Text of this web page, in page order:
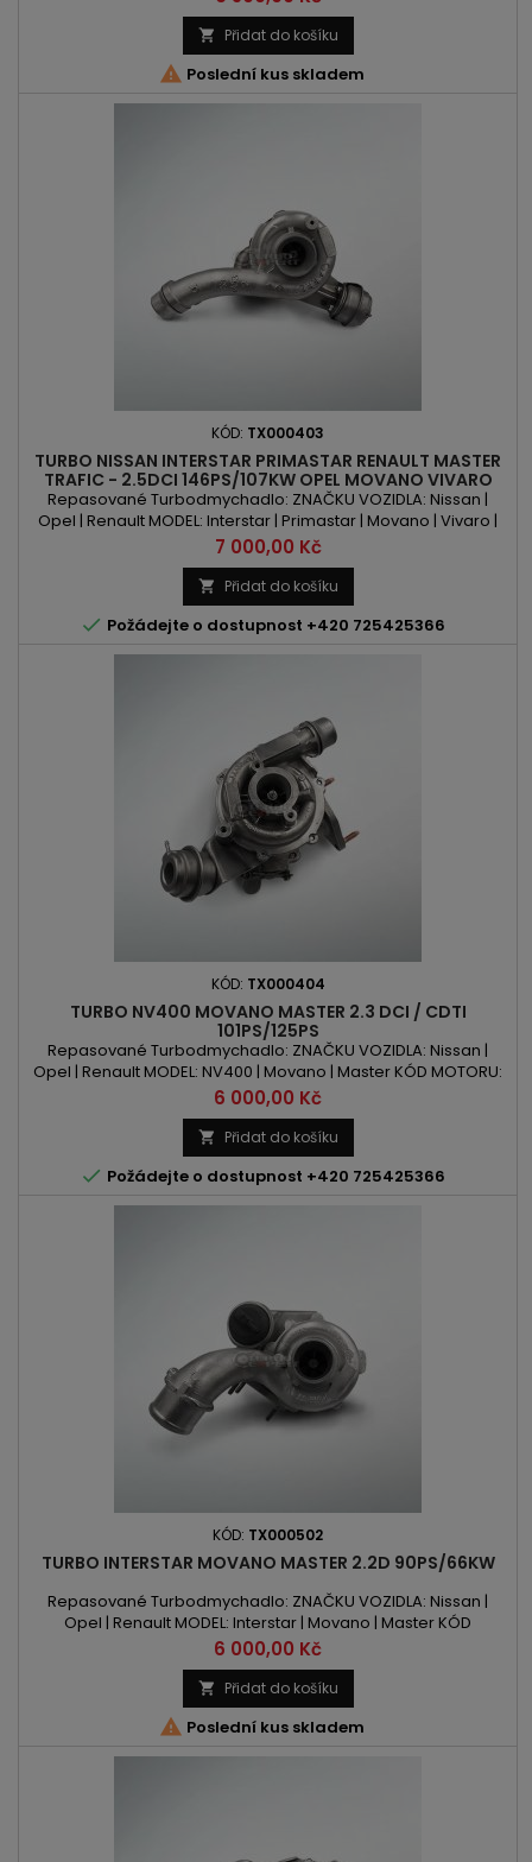
VÝKON: 101PS/74kW | 120PS/88kW | 146PS/107kW ROK VÝROBY:
2006 -
 Přidat do košíku
 Poslední kus skladem
KÓD: TX000403
TURBO NISSAN INTERSTAR PRIMASTAR RENAULT MASTER
TRAFIC - 2.5DCI 146PS/107KW OPEL MOVANO VIVARO
2.5CDTI 146PS/107KW
Repasované Turbodmychadlo: ZNAČKU VOZIDLA: Nissan |
Opel | Renault MODEL: Interstar | Primastar | Movano | Vivaro |
Master | Trafic KÓD MOTORU: G9U | G9U 630 | G9U 632 OBSAH:
2464ccm 2.5 DCI / CDTI VÝKON: 146PS / 107kW ROK VÝROBY:
2006 -
Cena
7 000,00 Kč
 Přidat do košíku
 Požádejte o dostupnost +420 725425366
KÓD: TX000404
TURBO NV400 MOVANO MASTER 2.3 DCI / CDTI
101PS/125PS
Repasované Turbodmychadlo: ZNAČKU VOZIDLA: Nissan |
Opel | Renault MODEL: NV400 | Movano | Master KÓD MOTORU:
M9T | M9T 686 | M9T 690 | M9T 692 OBSAH: 2298ccm 2.3 DCI |
CDTI VÝKON: 101PS / 74kW | 125PS / 92kW ROK VÝROBY: 2010 -
POZOR: Turbodmychadlo Nechlazené Vodou
Cena
6 000,00 Kč
 Přidat do košíku
 Požádejte o dostupnost +420 725425366
KÓD: TX000502
TURBO INTERSTAR MOVANO MASTER 2.2D 90PS/66KW
Repasované Turbodmychadlo: ZNAČKU VOZIDLA: Nissan |
Opel | Renault MODEL: Interstar | Movano | Master KÓD
MOTORU: G9T 720 | G9T 722 | G9T 750 OBSAH: 2188ccm 2.2 DCI |
DTI VÝKON: 90PS / 66kW ROK VÝROBY: 2000 -
Cena
6 000,00 Kč
 Přidat do košíku
 Poslední kus skladem